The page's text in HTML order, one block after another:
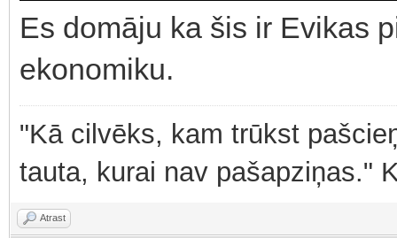
Es domāju ka šis ir Evikas
ekonomiku.
"Kā cilvēks, kam trūkst
tauta, kurai nav pašapziņas."
Atrast